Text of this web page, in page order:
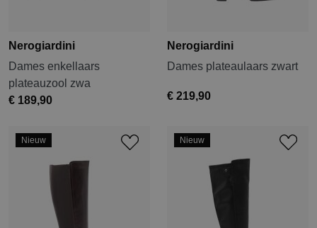
Nerogiardini
Dames enkellaars
plateauzool zwa
€ 189,90
Nerogiardini
Dames plateaulaars zwart
€ 219,90
Nieuw Nieuw